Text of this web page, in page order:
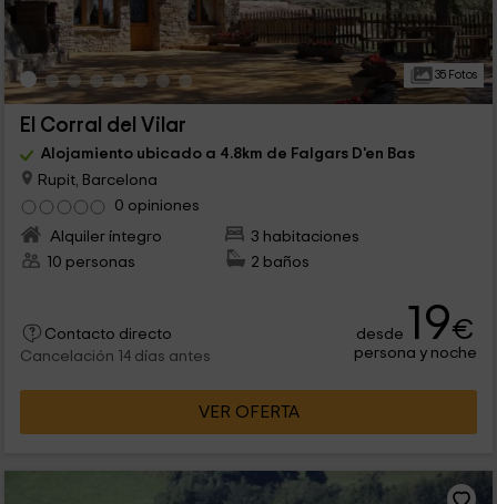
35 Fotos
El Corral del Vilar
Alojamiento ubicado a 4.8km de Falgars D'en Bas
Rupit, Barcelona
0 opiniones
Alquiler íntegro
3 habitaciones
10 personas
2 baños
Contacto directo
Cancelación 14 días antes
desde 19€
persona y noche
VER OFERTA